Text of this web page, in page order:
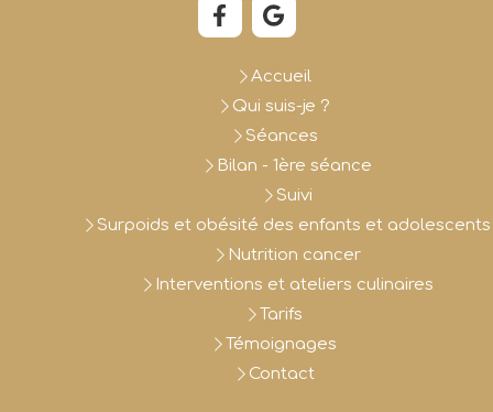
Accueil
Qui suis-je ?
Séances
Bilan - 1ère séance
Suivi
Surpoids et obésité des enfants et adolescents
Nutrition cancer
Interventions et ateliers culinaires
Tarifs
Témoignages
Contact